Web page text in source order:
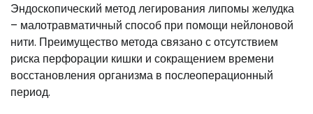
Эндоскопический метод легирования липомы желудка
– малотравматичный способ при помощи нейлоновой
нити. Преимущество метода связано с отсутствием
риска перфорации кишки и сокращением времени
восстановления организма в послеоперационный
период.